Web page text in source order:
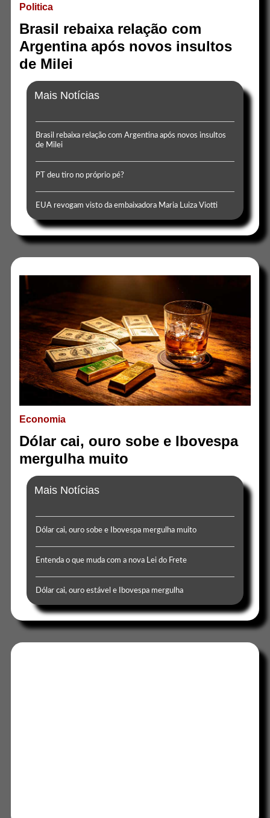
Politica
Brasil rebaixa relação com
Argentina após novos insultos
de Milei
Mais Notícias
Brasil rebaixa relação com Argentina após novos insultos
de Milei
PT deu tiro no próprio pé?
EUA revogam visto da embaixadora Maria Luiza Viotti
Economia
Dólar cai, ouro sobe e Ibovespa
mergulha muito
Mais Notícias
Dólar cai, ouro sobe e Ibovespa mergulha muito
Entenda o que muda com a nova Lei do Frete
Dólar cai, ouro estável e Ibovespa mergulha